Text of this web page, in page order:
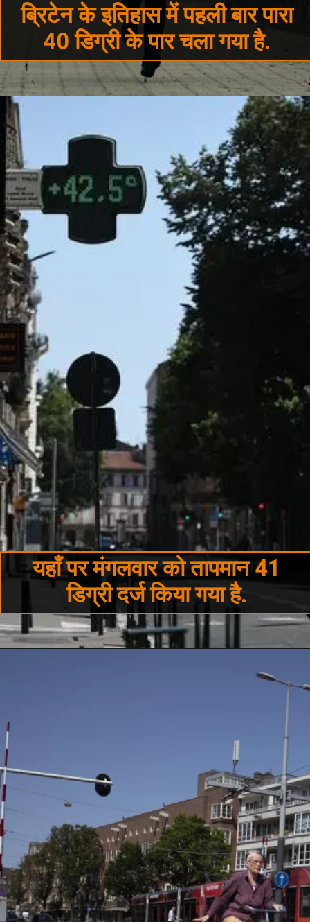
ब्रिटेन के इतिहास में पहली बार पारा
40 डिग्री के पार चला गया है.
यहाँ पर मंगलवार को तापमान 41
डिग्री दर्ज किया गया है.